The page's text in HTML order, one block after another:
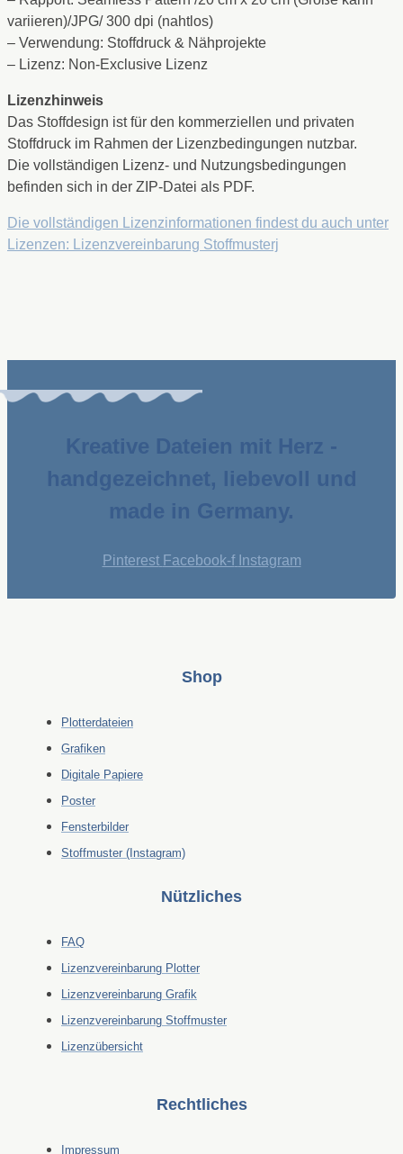
variieren)/JPG/ 300 dpi (nahtlos)
– Verwendung: Stoffdruck & Nähprojekte
– Lizenz: Non-Exclusive Lizenz
Lizenzhinweis
Das Stoffdesign ist für den kommerziellen und privaten
Stoffdruck im Rahmen der Lizenzbedingungen nutzbar.
Die vollständigen Lizenz- und Nutzungsbedingungen
befinden sich in der ZIP-Datei als PDF.
Die vollständigen Lizenzinformationen findest du auch unter
Lizenzen: Lizenzvereinbarung Stoffmusterj
Kreative Dateien mit Herz -
handgezeichnet, liebevoll und
made in Germany.
Pinterest Facebook-f Instagram
Shop
Plotterdateien
Grafiken
Digitale Papiere
Poster
Fensterbilder
Stoffmuster (Instagram)
Nützliches
FAQ
Lizenzvereinbarung Plotter
Lizenzvereinbarung Grafik
Lizenzvereinbarung Stoffmuster
Lizenzübersicht
Rechtliches
Impressum